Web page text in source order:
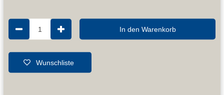
1 In den Warenkorb
Wunschliste